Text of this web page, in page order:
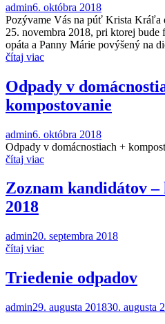
admin6. októbra 2018
Pozývame Vás na púť Krista Kráľa
25. novembra 2018, pri ktorej bude
opáta a Panny Márie povýšený na
čítaj viac
Odpady v
kompostovanie
admin6. októbra 2018
Odpady v domácnostiach +
čítaj viac
Zoznam kandidátov
2018
admin20. septembra 2018
čítaj viac
Triedenie odpadov
admin29. augusta 201830. augusta